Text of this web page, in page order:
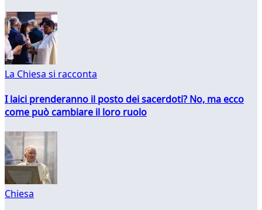
La Chiesa si racconta
I laici prenderanno il posto dei sacerdoti? No, ma ecco
come può cambiare il loro ruolo
Chiesa